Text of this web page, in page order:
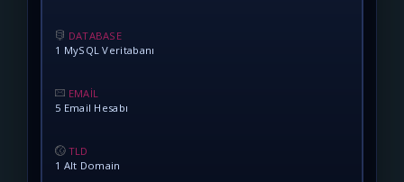
DATABASE
1 MySQL Veritabanı
EMAİL
5 Email Hesabı
TLD
1 Alt Domain